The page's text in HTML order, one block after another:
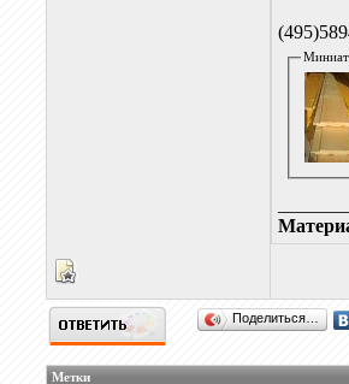
Поделиться…
Метки